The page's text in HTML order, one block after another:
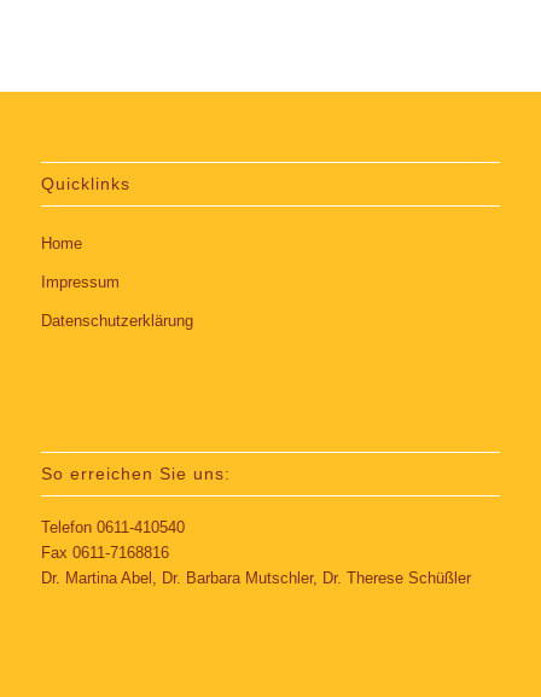
Quicklinks
Home
Impressum
Datenschutzerklärung
So erreichen Sie uns:
Telefon 0611-410540
Fax 0611-7168816
Dr. Martina Abel, Dr. Barbara Mutschler, Dr. Therese Schüßler